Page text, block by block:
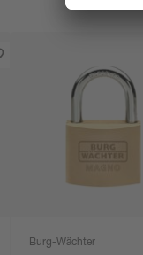
Burg-Wächter